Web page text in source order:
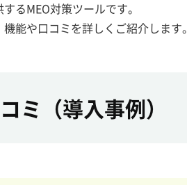
るMEO対策ツールです。
能や口コミを詳しくご紹介します。
ミ（導入事例）